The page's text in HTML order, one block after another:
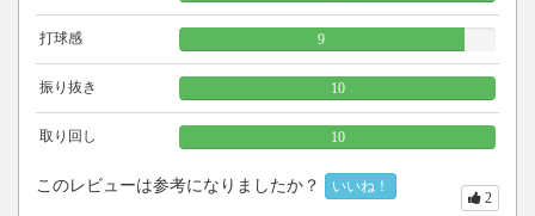
打球感 9
振り抜き 10
取り回し 10
このレビューは参考になりましたか？ いいね！
2